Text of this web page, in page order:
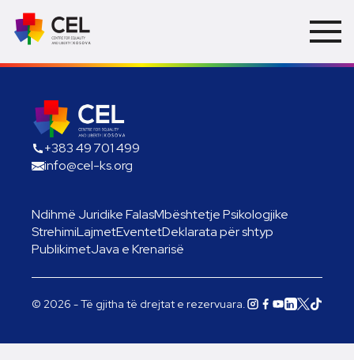
+383 49 701 499
info@cel-ks.org
Ndihmë Juridike FalasMbështetje Psikologjike
StrehimiLajmetEventetDeklarata për shtyp
PublikimetJava e Krenarisë
© 2026 - Të gjitha të drejtat e rezervuara.